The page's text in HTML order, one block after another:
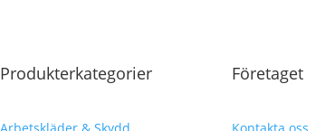
Produkterkategorier Företaget